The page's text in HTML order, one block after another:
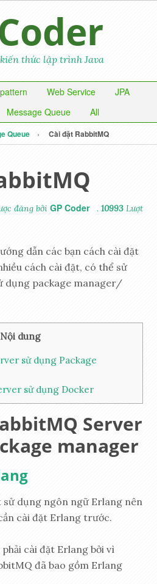
thức lập trình Java
Web Service
JPA
Message Queue All
Queue Cài đặt RabbitMQ
đăng bởiGP Coder .10993 Lượt
dẫn các bạn cách cài đặt
cách cài đặt, có thể sử
dụng package manager/
Nội dung
sử dụng Package
sử dụng Docker
Server
manager
sử dụng ngôn ngữ Erlang nên
cài đặt Erlang trước.
cài đặt Erlang bởi vì
đã bao gồm Erlang